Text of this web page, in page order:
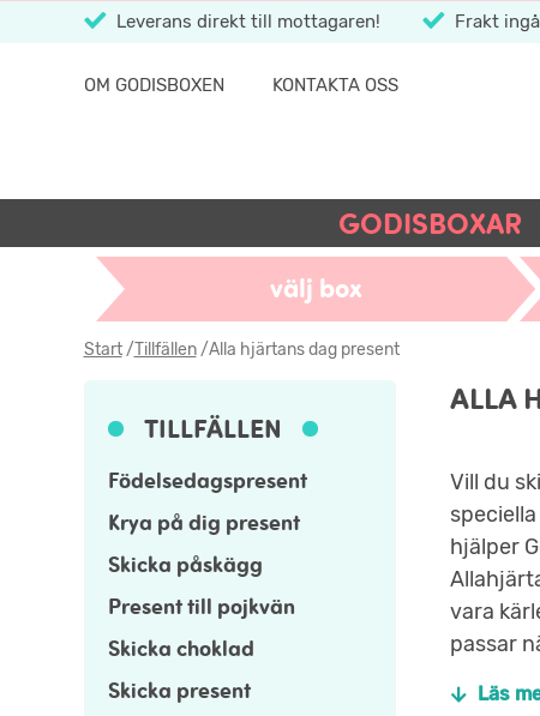
Leverans direkt till mottagaren! Frakt
OM GODISBOXEN KONTAKTA OSS
GODISBOXAR
välj box
Start/Tillfällen/Alla hjärtans dag present
TILLFÄLLEN
Födelsedagspresent
Krya på dig present
Skicka påskägg
Present till pojkvän
Skicka choklad
Skicka present
ALLA
Vill du
hjälper
vara
passar
Läs